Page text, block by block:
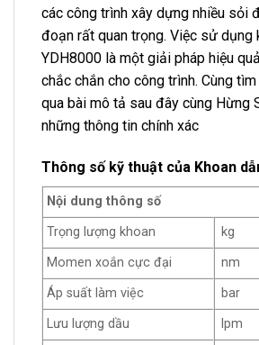
các công trình xây dựng nhiều sỏi
đoạn rất quan trọng. Việc sử dụng
YDH8000 là một giải pháp hiệu
chắc chắn cho công trình. Cùng
qua bài mô tả sau đây cùng Hừng
những thông tin chính xác
Thông số kỹ thuật của Khoan
Nội dung thông số
Trọng lượng khoan
kg
Momen xoắn cực đại
nm
Áp suất làm việc
bar
Lưu lượng dầu
lpm